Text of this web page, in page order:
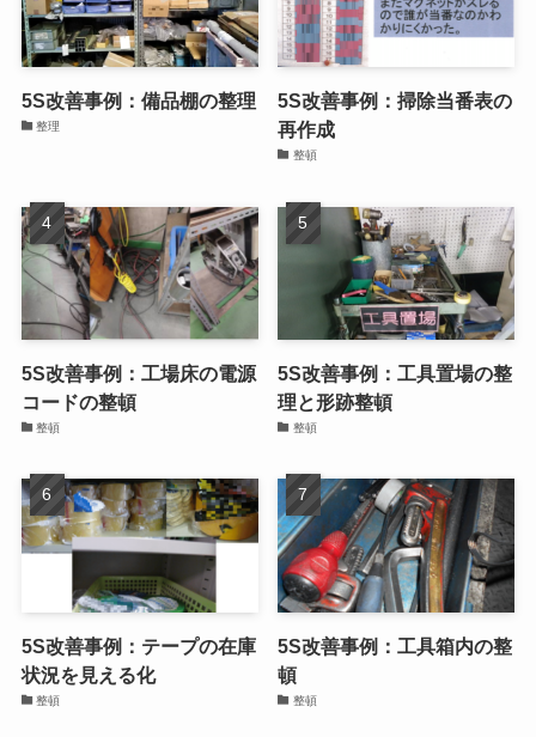
5S改善事例：たわし在庫の見える化
5S改善事例：備品棚の整理
整理
5S改善事例：掃除当番表の
再作成
5S改善事例：工場床の電源
コードの整頓
5S改善事例：工具置場の整
理と形跡整頓